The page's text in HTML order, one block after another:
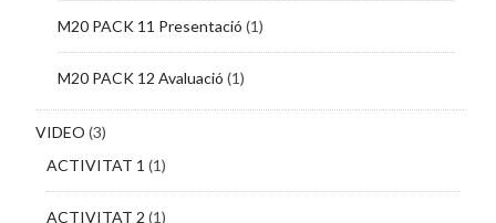
M20 PACK 11 Presentació (1)
M20 PACK 12 Avaluació (1)
VIDEO (3)
ACTIVITAT 1 (1)
ACTIVITAT 2 (1)